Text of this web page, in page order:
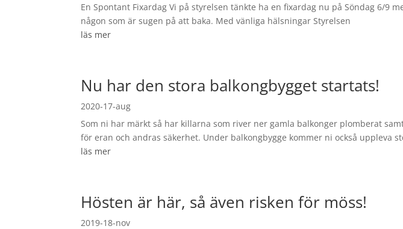
En Spontant Fixardag Vi på styrelsen tänkte ha en fixardag nu på Söndag 6/9
någon som är sugen på att baka. Med vänliga hälsningar Styrelsen
läs mer
Nu har den stora balkongbygget startats!
2020-17-aug
Som ni har märkt så har killarna som river ner gamla balkonger plomberat
för eran och andras säkerhet. Under balkongbygge kommer ni också uppleva
läs mer
Hösten är här, så även risken för möss!
2019-18-nov